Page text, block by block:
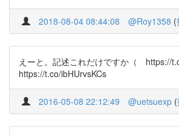
2018-08-04 08:44:08 @Roy1358 (
えーと。記述これだけですか（ https://
https://t.co/ibHUrvsKCs
2016-05-08 22:12:49 @uetsuexp (